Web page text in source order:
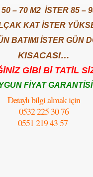
50 – 70 M2 İSTER 85 –
KAT İSTER
BATIMI İSTER GÜN
KISACASI…
GİBİ Bİ TATİL
FİYAT
Detaylı bilgi almak için
0532 225 30 76
0551 219 43 57